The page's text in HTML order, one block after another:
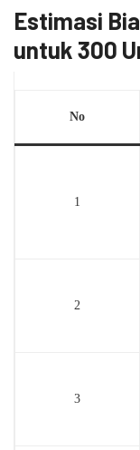
Estimasi
untuk 300
No
1
2
3